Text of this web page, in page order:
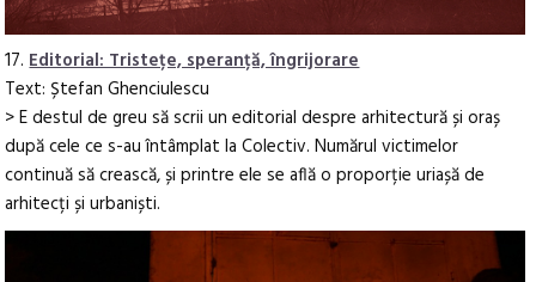
17.Editorial: Tristețe, speranță, îngrijorare
Text: Ștefan Ghenciulescu
> E destul de greu să scrii un editorial despre arhitectură și oraș
după cele ce s-au întâmplat la Colectiv. Numărul victimelor
continuă să crească, și printre ele se află o proporție uriașă de
arhitecți și urbaniști.